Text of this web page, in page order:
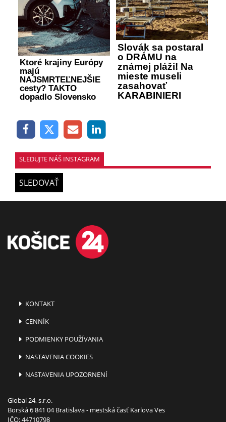
Ktoré krajiny Európy
majú
NAJSMRTEĽNEJŠIE
cesty? TAKTO
dopadlo Slovensko
Slovák sa postaral
o DRÁMU na
známej pláži! Na
mieste museli
zasahovať
KARABINIERI
SLEDUJTE NÁŠ INSTAGRAM
SLEDOVAŤ
KONTAKT
CENNÍK
PODMIENKY POUŽÍVANIA
NASTAVENIA COOKIES
NASTAVENIA UPOZORNENÍ
Global 24, s.r.o.
Borská 6 841 04 Bratislava - mestská časť Karlova Ves
IČO: 44710798